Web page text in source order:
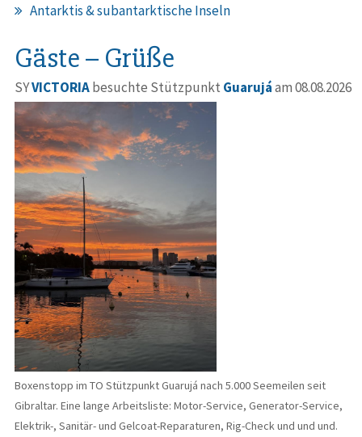
Antarktis & subantarktische Inseln
Gäste – Grüße
SYVICTORIAbesuchte Stützpunkt Guarujáam 08.08.2026
Boxenstopp im TO Stützpunkt Guarujá nach 5.000 Seemeilen seit
Gibraltar. Eine lange Arbeitsliste: Motor-Service, Generator-Service,
Elektrik-, Sanitär- und Gelcoat-Reparaturen, Rig-Check und und und.